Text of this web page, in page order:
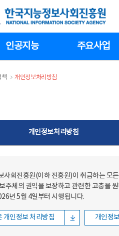
회진흥원
인공지능 주요사업
책 >
개인정보처리방침
개인정보처리방침
사회진흥원(이하 진흥원)이 취급하는 모
주체의 권익을 보장하고 관련한 고충을
년 5월 4일부터 시행됩니다.
개인정보 처리방침 개인정